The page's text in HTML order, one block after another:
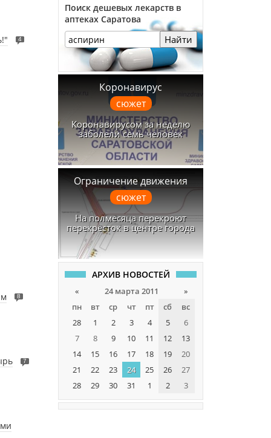
4
8
7
Поиск дешевых лекарств в
аптеках Саратова
Найти
Коронавирус
сюжет
Коронавирусом за неделю
заболели семь человек
Ограничение движения
сюжет
На полмесяца перекроют
перекрёсток в центре города
АРХИВ НОВОСТЕЙ
« 24 марта 2011
»
пн
вт ср чт пт сб
вс
28
1 2 3 4 5
6
7
8 9 10 11 12
13
14
15 16 17 18 19
20
21
22 23 24 25 26
27
28
29 30 31 1 2 3